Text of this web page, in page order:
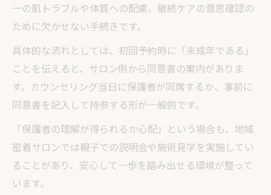
一の肌トラブルや体質への配慮、継続ケアの意思確認の
ために欠かせない手続きです。
具体的な流れとしては、初回予約時に「未成年である」
ことを伝えると、サロン側から同意書の案内がありま
す。カウンセリング当日に保護者が同席するか、事前に
同意書を記入して持参する形が一般的です。
「保護者の理解が得られるか心配」という場合も、地域
密着サロンでは親子での説明会や施術見学を実施してい
ることがあり、安心して一歩を踏み出せる環境が整って
います。